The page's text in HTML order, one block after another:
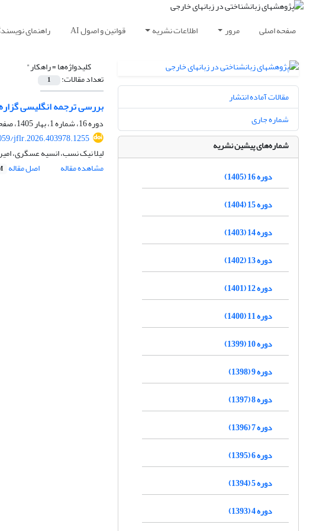
صفحه اصلی مرور اطلاعات نشریه قوانین و اصول AI راهنمای
کلیدواژه‌ها =راهکار"
تعداد مقالات: 1
بررسی ترجمه انگلیسی
دوره 16، شماره 1، بهار 1405، صفحه
jflr.2026.403978.1255
لیلا نیک نسب، انسیه عسگری،
مشاهده مقاله
اصل مقاله
مقالات آماده انتشار
شماره جاری
شماره‌های پیشین نشریه
دوره 16 (1405)
دوره 15 (1404)
دوره 14 (1403)
دوره 13 (1402)
دوره 12 (1401)
دوره 11 (1400)
دوره 10 (1399)
دوره 9 (1398)
دوره 8 (1397)
دوره 7 (1396)
دوره 6 (1395)
دوره 5 (1394)
دوره 4 (1393)